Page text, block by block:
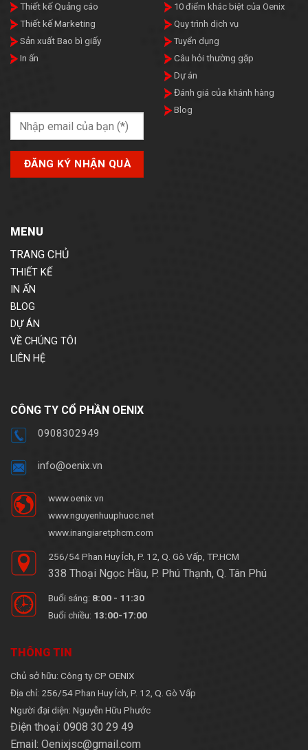
Thiết kế Quảng cáo
Thiết kế Marketing
Sản xuất Bao bì giấy
In ấn
10 điểm khác biệt của Oenix
Quy trình dịch vụ
Tuyển dụng
Câu hỏi thường gặp
Dự án
Đánh giá của khánh hàng
Blog
MENU
TRANG CHỦ
THIẾT KẾ
IN ẤN
BLOG
DỰ ÁN
VỀ CHÚNG TÔI
LIÊN HỆ
CÔNG TY CỔ PHẦN OENIX
0908302949
info@oenix.vn
www.oenix.vn
www.nguyenhuuphuoc.net
www.inangiaretphcm.com
256/54 Phan Huy Ích, P. 12, Q. Gò Vấp, TP.HCM
338 Thoại Ngọc Hầu, P. Phú Thạnh, Q. Tân Phú
Buổi sáng: 8:00 - 11:30
Buổi chiều: 13:00-17:00
THÔNG TIN
Chủ sở hữu: Công ty CP OENIX
Địa chỉ: 256/54 Phan Huy Ích, P. 12, Q. Gò Vấp
Người đại diện: Nguyễn Hữu Phước
Điện thoại: 0908 30 29 49
Email: Oenixjsc@gmail.com